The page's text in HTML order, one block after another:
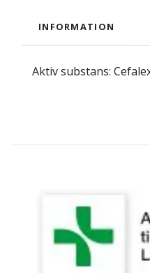
INFORMATION
Aktiv substans: